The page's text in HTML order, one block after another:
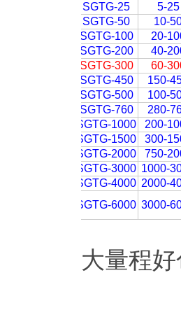
SGTG-25
5-25
SGTG-50
10-
SGTG-100
20-
SGTG-200
40-
SGTG-300
60-
SGTG-450
150-
SGTG-500
100-
SGTG-760
280-
SGTG-1000
200-
SGTG-1500
300-
SGTG-2000
750-
SGTG-3000 1000-
SGTG-4000 2000-
SGTG-6000 3000-
大量程